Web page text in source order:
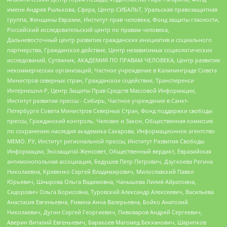
имени Андрея Рылькова, Сфера, Центр СИБАЛЬТ, Уральская правозащитная
группа, Женщины Евразии, Институт прав человека, Фонд защиты гласности,
Российский исследовательский центр по правам человека,
Дальневосточный центр развития гражданских инициатив и социального
партнерства, Гражданское действие, Центр независимых социологических
исследований, Сутяжник, АКАДЕМИЯ ПО ПРАВАМ ЧЕЛОВЕКА, Центр развития
некоммерческих организаций, Частное учреждение в Калининграде Совета
Министров северных стран, Гражданское содействие, Трансперенси
Интернешнл-Р, Центр Защиты Прав Средств Массовой Информации,
Институт развития прессы - Сибирь, Частное учреждение в Санкт-
Петербурге Совета Министров Северных Стран, Фонд поддержки свободы
прессы, Гражданский контроль, Человек и Закон, Общественная комиссия
по сохранению наследия академика Сахарова, Информационное агентство
МЕМО. РУ, Институт региональной прессы, Институт Развития Свободы
Информации, Экозащита!-Женсовет, Общественный вердикт, Евразийская
антимонопольная ассоциация, Бедушев Петр Петрович, Дзугкоева Регина
Николаевна, Кривенко Сергей Владимирович, Милославский Павел
Юрьевич, Шнырова Ольга Вадимовна, Чанышева Лилия Айратовна,
Сидорович Ольга Борисовна, Туровский Александр Алексеевич, Васильева
Анастасия Евгеньевна, Ривина Анна Валерьевна, Бойко Анатолий
Николаевич, Дугин Сергей Георгиевич, Пивоваров Андрей Сергеевич,
Аверин Виталий Евгеньевич, Барахоев Магомед Бекханович, Шарипков